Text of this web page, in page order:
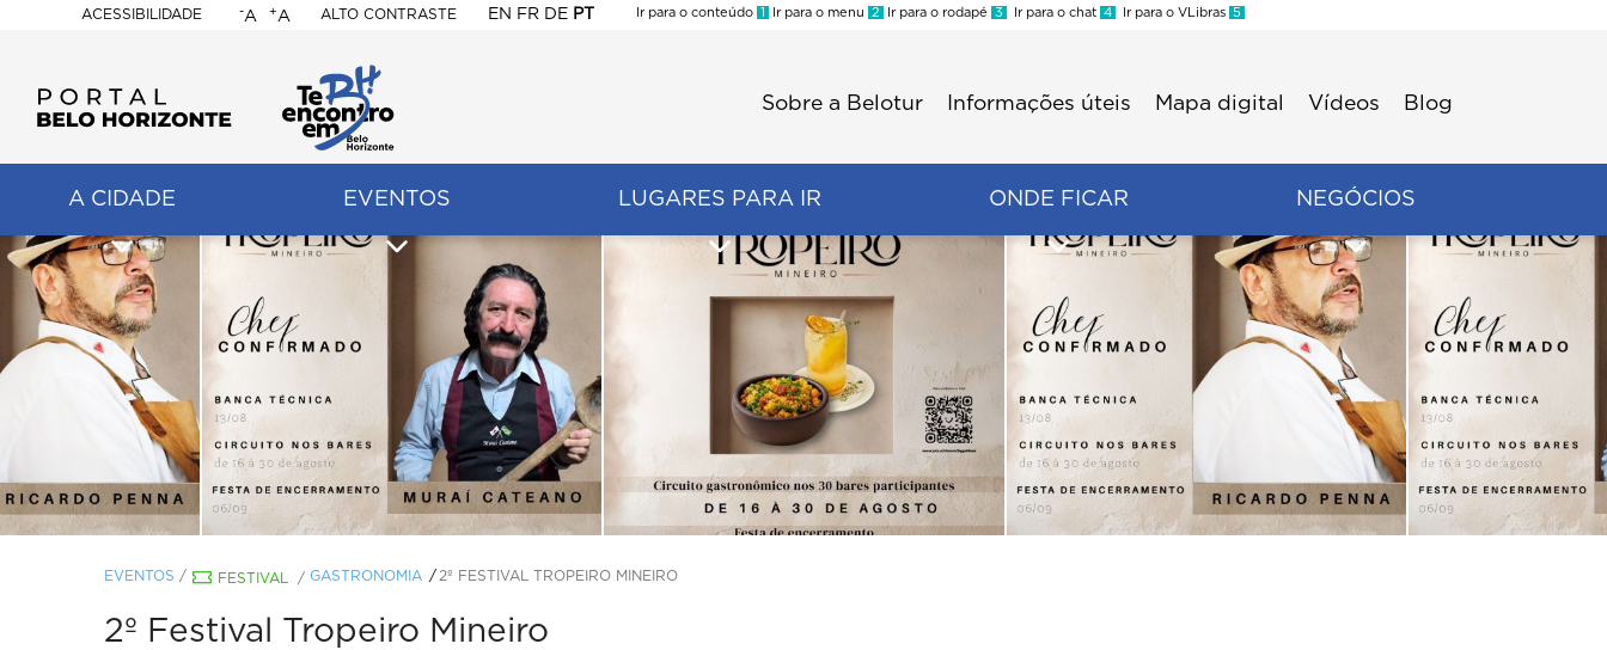
ACESSIBILIDADE
BELO
HORIZONTE
-A +A ALTO CONTRASTE EN FR DE PT
Ir para o conteúdo 1 Ir para o menu 2 Ir para o rodapé 3 Ir para o chat 4 Ir para o VLibras 5
Sobre a Belotur Informações úteis Mapa digital Vídeos Blog
A CIDADE EVENTOS LUGARES PARA IR ONDE FICAR NEGÓCIOS
EVENTOS / FESTIVAL / GASTRONOMIA 2º FESTIVAL TROPEIRO MINEIRO
2º Festival Tropeiro Mineiro